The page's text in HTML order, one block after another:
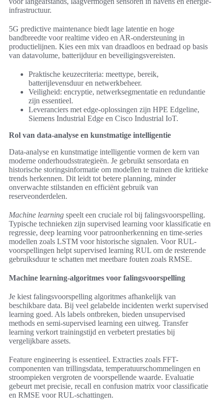
infrastructuur.
5G predictive maintenance biedt lage latentie en hoge
bandbreedte voor realtime video en AR-ondersteuning in
productielijnen. Kies een mix van draadloos en bedraad op basis
van datavolume, batterijduur en beveiligingsvereisten.
Praktische keuzecriteria: meettype, bereik,
batterijlevensduur en netwerkbeheer.
Veiligheid: encryptie, netwerksegmentatie en redundantie
zijn essentieel.
Leveranciers met edge-oplossingen zijn HPE Edgeline,
Siemens Industrial Edge en Cisco Industrial IoT.
Rol van data-analyse en kunstmatige intelligentie
Data-analyse en kunstmatige intelligentie vormen de kern van
moderne onderhoudsstrategieën. Je gebruikt sensordata en
historische storingsinformatie om modellen te trainen die kritieke
trends herkennen. Dit leidt tot betere planning, minder
onverwachte stilstanden en efficiënt gebruik van
reserveonderdelen.
Machine learning speelt een cruciale rol bij falingsvoorspelling.
Typische technieken zijn supervised learning voor klassificatie en
regressie, deep learning voor patroonherkenning en time-series
modellen zoals LSTM voor historische signalen. Voor RUL-
voorspellingen helpt supervised learning RUL om de resterende
gebruiksduur te schatten met meetbare fouten zoals RMSE.
Machine learning-algoritmes voor falingsvoorspelling
Je kiest falingsvoorspelling algoritmes afhankelijk van
beschikbare data. Bij veel gelabelde incidenten werkt supervised
learning goed. Als labels ontbreken, bieden unsupervised
methods en semi-supervised learning een uitweg. Transfer
learning verkort trainingstijd en verbetert prestaties bij
vergelijkbare assets.
Feature engineering is essentieel. Extracties zoals FFT-
componenten van trillingsdata, temperatuurschommelingen en
stroompieken vergroten de voorspellende waarde. Evaluatie
gebeurt met precisie, recall en confusion matrix voor classificatie
en RMSE voor RUL-schattingen.